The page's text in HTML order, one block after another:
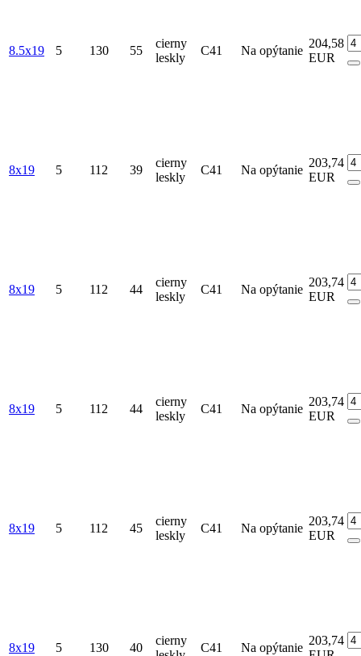
8.5x19 5 130 55
cierny
leskly
C41 Na opýtanie
204,58
EUR
8x19 5 112 39
cierny
leskly
C41 Na opýtanie
203,74
EUR
8x19 5 112 44
cierny
leskly
C41 Na opýtanie
203,74
EUR
8x19 5 112 44
cierny
leskly
C41 Na opýtanie
203,74
EUR
8x19 5 112 45
cierny
leskly
C41 Na opýtanie
203,74
EUR
8x19 5 130 40
cierny
C41 Na opýtanie
203,74